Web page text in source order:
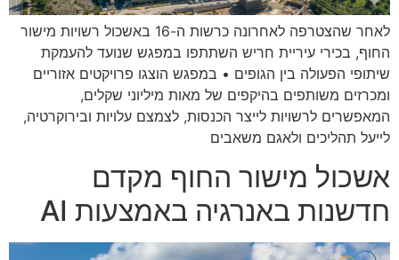
לאחר שהצטרפה לאחרונה כרשות ה-16 באשכול רשויות מישור
החוף, בכירי עיריית חריש השתתפו במפגש שנועד להעמקת
שיתופי הפעולה בין הגופים • במפגש הוצגו פרויקטים אזוריים
ומכרזים משותפים בהיקפים של מאות מיליוני שקלים,
המאפשרים לרשויות לייצר הכנסות, לצמצם עלויות ובירוקרטיה,
לייעל תהליכים ולאגם משאבים
אשכול מישור החוף מקדם
חדשנות באנרגיה באמצעות AI